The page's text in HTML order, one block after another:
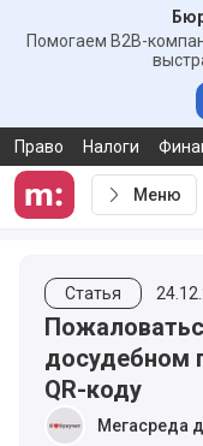
Помогаем B2B-
Право Налоги
Меню
Статья
досудебном
QR-коду
Мегасреда